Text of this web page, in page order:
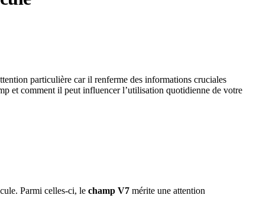
particulière car il renferme des informations cruciales
et comment il peut influencer l’utilisation quotidienne de votre
Parmi celles-ci, le champ V7 mérite une attention